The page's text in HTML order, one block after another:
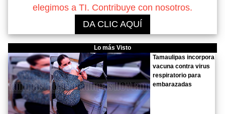
elegimos a TI. Contribuye con nosotros.
DA CLIC AQUÍ
Lo más Visto
Tamaulipas incorpora
vacuna contra virus
respiratorio para
embarazadas